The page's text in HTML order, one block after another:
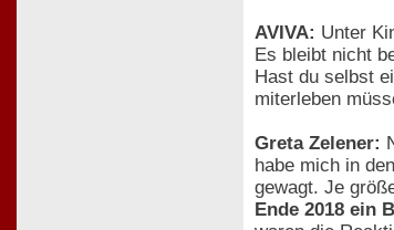
AVIVA: Unter
Es bleibt nicht
Hast du selbst
miterleben
Greta Zelener:
habe mich in
gewagt. Je
Ende 2018 ein